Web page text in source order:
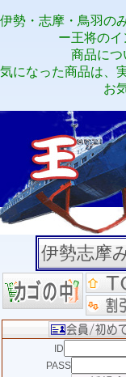
伊勢・志摩・鳥羽の
ー王将のイ
商品につ
気になった商品は、
お
伊勢志摩
ID
PASS